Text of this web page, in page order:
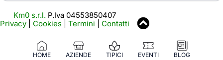
HOME AZIENDE TIPICI EVENTI BLOG
Km0 s.r.l. P.Iva 04553850407
Privacy
Cookies Termini Contatti